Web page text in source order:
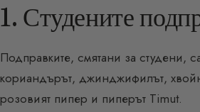
1. Студените
Подправките, смятани за студени,
кориандърът, джинджифилът,
розовият пипер и пиперът Timut.